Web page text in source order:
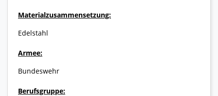
Materialzusammensetzung:
Edelstahl
Armee:
Bundeswehr
Berufsgruppe: